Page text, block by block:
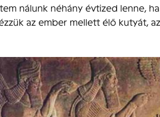
nálunk néhány évtized lenne,
az ember mellett élő kutyát,